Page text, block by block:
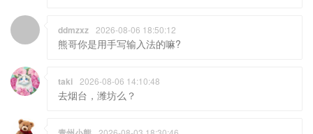
ddmzxz 2026-08-06 18:50:12
熊哥你是用手写输入法的嘛?
taki 2026-08-06 14:10:48
去烟台，潍坊么？